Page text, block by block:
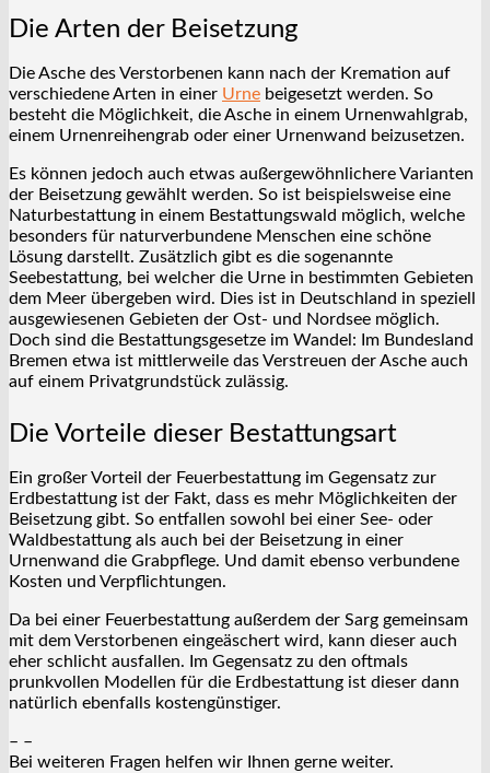
Die Arten der Beisetzung
Die Asche des Verstorbenen kann nach der Kremation auf
verschiedene Arten in einer Urne beigesetzt werden. So
besteht die Möglichkeit, die Asche in einem Urnenwahlgrab,
einem Urnenreihengrab oder einer Urnenwand beizusetzen.
Es können jedoch auch etwas außergewöhnlichere Varianten
der Beisetzung gewählt werden. So ist beispielsweise eine
Naturbestattung in einem Bestattungswald möglich, welche
besonders für naturverbundene Menschen eine schöne
Lösung darstellt. Zusätzlich gibt es die sogenannte
Seebestattung, bei welcher die Urne in bestimmten Gebieten
dem Meer übergeben wird. Dies ist in Deutschland in speziell
ausgewiesenen Gebieten der Ost- und Nordsee möglich.
Doch sind die Bestattungsgesetze im Wandel: Im Bundesland
Bremen etwa ist mittlerweile das Verstreuen der Asche auch
auf einem Privatgrundstück zulässig.
Die Vorteile dieser Bestattungsart
Ein großer Vorteil der Feuerbestattung im Gegensatz zur
Erdbestattung ist der Fakt, dass es mehr Möglichkeiten der
Beisetzung gibt. So entfallen sowohl bei einer See- oder
Waldbestattung als auch bei der Beisetzung in einer
Urnenwand die Grabpflege. Und damit ebenso verbundene
Kosten und Verpflichtungen.
Da bei einer Feuerbestattung außerdem der Sarg gemeinsam
mit dem Verstorbenen eingeäschert wird, kann dieser auch
eher schlicht ausfallen. Im Gegensatz zu den oftmals
prunkvollen Modellen für die Erdbestattung ist dieser dann
natürlich ebenfalls kostengünstiger.
– –
Bei weiteren Fragen helfen wir Ihnen gerne weiter.